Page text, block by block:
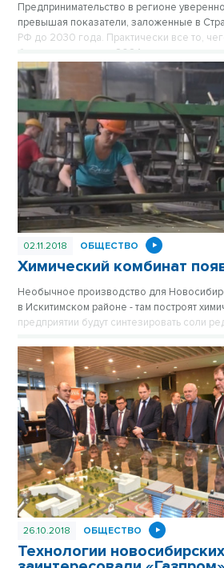
Предпринимательство в регионе
превышая показатели, заложенные в
РФ до 2030 года. Практически все то,
был достичь лишь к 2024 году,
прогнозируемых объемов промышленного
ведь и время еще есть. На дворе — ноябрь
02.11.2018 ОБЩЕСТВО
Химический комбинат
Необычное производство для
в Искитимском районе - там построят
предприятии будут синтезировать соли
металлов - сложные соединения нужны и
энергетикам. Проект утвердили на совете
губернаторе Новосибирской области.
26.10.2018 ОБЩЕСТВО
Технологии